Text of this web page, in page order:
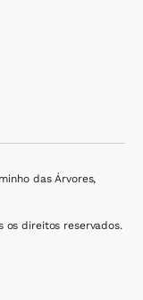
das Árvores,
os direitos reservados.